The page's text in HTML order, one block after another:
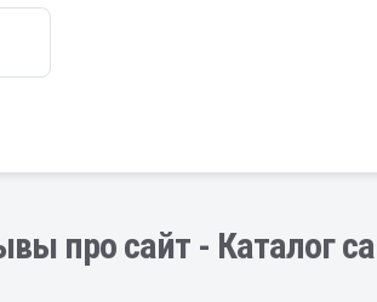
про сайт - Каталог